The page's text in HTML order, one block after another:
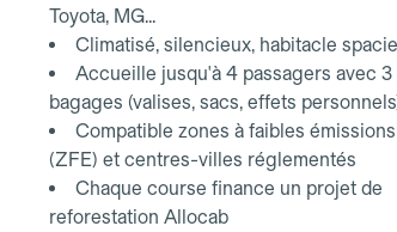
Toyota, MG...
Climatisé, silencieux, habitacle
Accueille jusqu'à 4 passagers avec 3
bagages (valises, sacs, effets
Compatible zones à faibles émissions
(ZFE) et centres-villes réglementés
Chaque course finance un projet de
reforestation Allocab